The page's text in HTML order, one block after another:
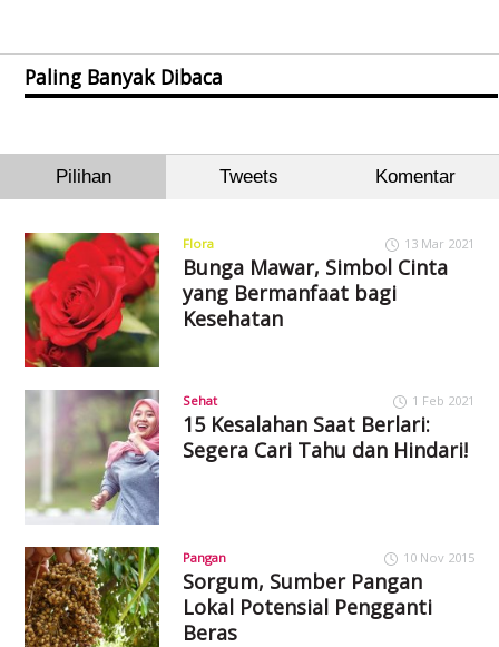
Paling Banyak Dibaca
Pilihan Tweets Komentar
Flora 13 Mar 2021
Bunga Mawar, Simbol Cinta
yang Bermanfaat bagi
Kesehatan
Sehat 1 Feb 2021
15 Kesalahan Saat Berlari:
Segera Cari Tahu dan Hindari!
Pangan 10 Nov 2015
Sorgum, Sumber Pangan
Lokal Potensial Pengganti
Beras